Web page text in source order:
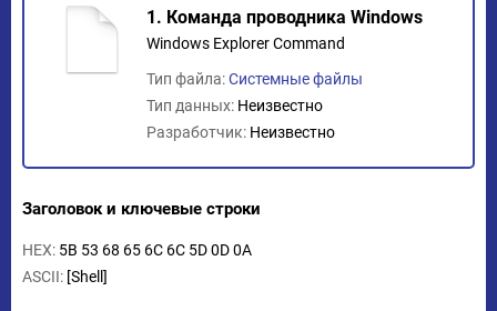
1. Команда проводника Windows
Windows Explorer Command
Тип файла:Системные файлы
Тип данных: Неизвестно
Разработчик: Неизвестно
Заголовок и ключевые строки
HEX: 5B 53 68 65 6C 6C 5D 0D 0A
ASCII: [Shell]